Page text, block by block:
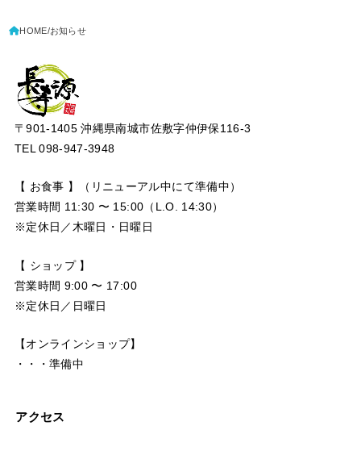
HOME お知らせ
〒901-1405 沖縄県南城市佐敷字仲伊保116-3
TEL 098-947-3948
【 お食事 】（リニューアル中にて準備中）
営業時間 11:30 〜 15:00（L.O. 14:30）
※定休日／木曜日・日曜日
【 ショップ 】
営業時間 9:00 〜 17:00
※定休日／日曜日
【オンラインショップ】
・・・準備中
アクセス